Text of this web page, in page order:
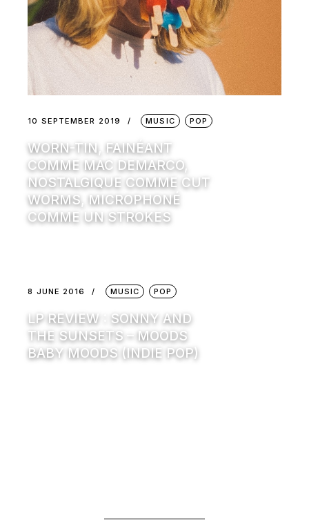
10 SEPTEMBER 2019 MUSIC POP
WORN-TIN, FAINÉANT
COMME MAC DEMARCO,
NOSTALGIQUE COMME CUT
WORMS, MICROPHONÉ
COMME UN STROKES
8 JUNE 2016 MUSIC POP
LP REVIEW : SONNY AND
THE SUNSETS – MOODS
BABY MOODS (INDIE POP)